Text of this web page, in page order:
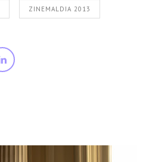
ZINEMALDIA 2013